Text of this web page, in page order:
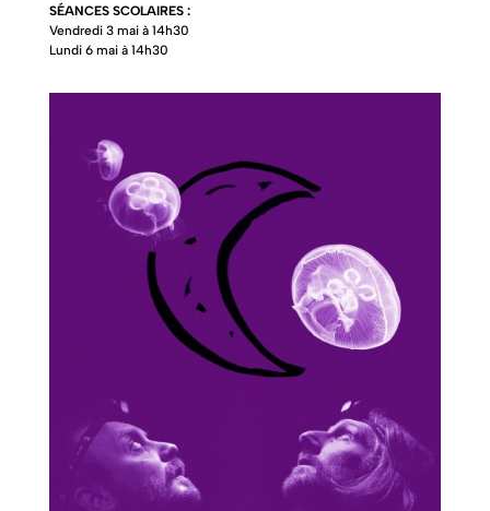
SÉANCES SCOLAIRES :
Vendredi 3 mai à 14h30
Lundi 6 mai à 14h30